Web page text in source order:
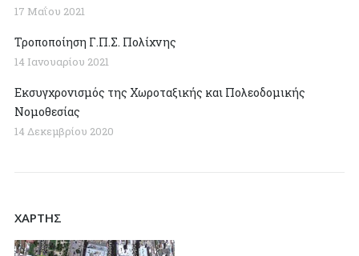
17 Μαΐου 2021
Τροποποίηση Γ.Π.Σ. Πολίχνης
14 Ιανουαρίου 2021
Εκσυγχρονισμός της Χωροταξικής και Πολεοδομικής
Νομοθεσίας
14 Δεκεμβρίου 2020
ΧΑΡΤΗΣ